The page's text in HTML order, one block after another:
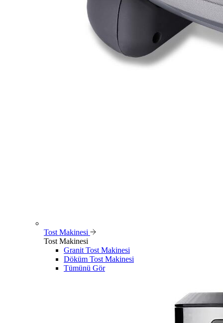
Tost Makinesi
Tost Makinesi
Granit Tost Makinesi
Döküm Tost Makinesi
Tümünü Gör